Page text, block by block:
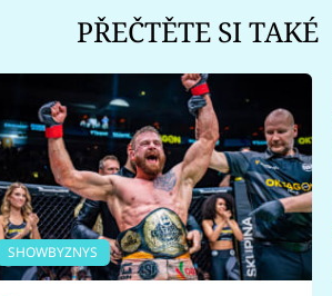
PŘEČTĚTE SI TAKÉ
SHOWBYZNYS